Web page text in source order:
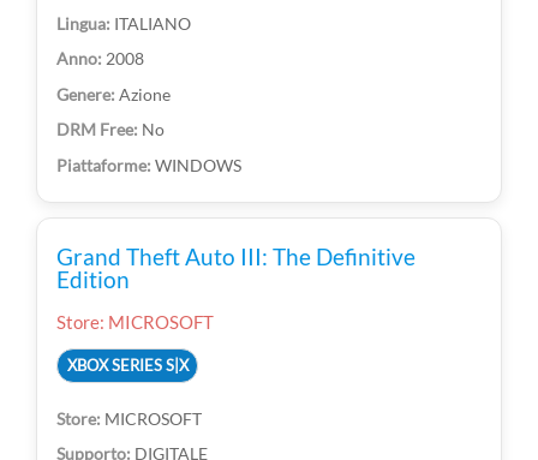
ITALIANO
2008
Azione
No
WINDOWS
Grand Theft Auto III: The Definitive
Edition
Store: MICROSOFT
XBOX SERIES S|X
MICROSOFT
DIGITALE